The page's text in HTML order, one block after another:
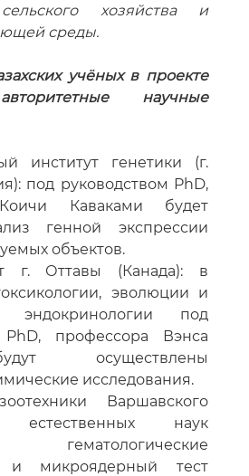
хозяйства и
среды.
учёных в проекте
научные
институт генетики (г.
под руководством PhD,
Каваками будет
генной экспрессии
объектов.
г. Оттавы (Канада): в
эволюции и
эндокринологии под
PhD, профессора Вэнса
осуществлены
исследования.
Варшавского
естественных наук
и микроядерный тест